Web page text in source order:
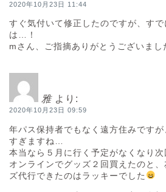
2020年10月23日 11:44
すぐ気付いて修正したのですが、すで
は…！
mさん、ご指摘ありがとうございまし
雅 より:
2020年10月23日 09:59
年パス保持者でもなく遠方住みです
すぎますね…
本当なら５月に行く予定がなくなり
オンラインでグッズ２回買えたのと
ズ代行できたのはラッキーでした